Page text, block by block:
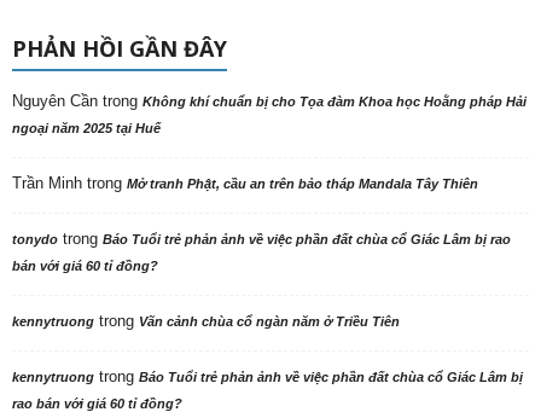
PHẢN HỒI GẦN ĐÂY
Nguyên Cần trong Không khí chuẩn bị cho Tọa đàm Khoa học Hoằng pháp Hải
ngoại năm 2025 tại Huế
Trần Minh trong Mở tranh Phật, cầu an trên bảo tháp Mandala Tây Thiên
tonydo trong Báo Tuổi trẻ phản ảnh về việc phần đất chùa cổ Giác Lâm bị rao
bán với giá 60 tỉ đồng?
kennytruong trong Vãn cảnh chùa cổ ngàn năm ở Triều Tiên
kennytruong trong Báo Tuổi trẻ phản ảnh về việc phần đất chùa cổ Giác Lâm bị
rao bán với giá 60 tỉ đồng?